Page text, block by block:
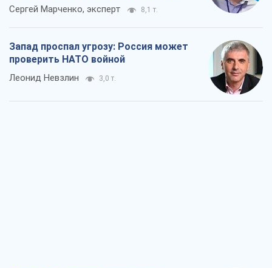
Сергей Марченко, эксперт 8,1 т.
Запад проспал угрозу: Россия может
проверить НАТО войной
Леонид Невзлин 3,0 т.